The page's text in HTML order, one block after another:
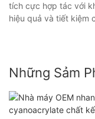
tích cực hợp tác với
hiệu quả và tiết kiệm
Những Sảm